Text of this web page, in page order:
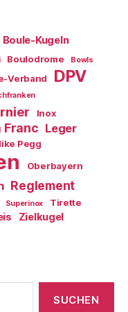
Boule-Kugeln
Boulodrome Bowls
Verband DPV
Inox
Franc Leger
Pegg
Oberbayern
Reglement
Superinox
Tirette
Zielkugel